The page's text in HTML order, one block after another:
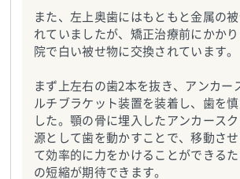
また、左上奥歯にはもともと金属の
れていましたが、矯正治療前にかか
院で白い被せ物に交換されています。
まず上左右の歯2本を抜き、アンカー
ルチブラケット装置を装着し、歯を
した。顎の骨に埋入したアンカース
源として歯を動かすことで、移動さ
て効率的に力をかけることができる
の短縮が期待できます。